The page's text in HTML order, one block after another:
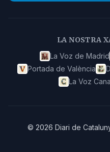
LA NOSTRA
La Voz de Madrid
Portada de València
La Voz
© 2026 Diari de